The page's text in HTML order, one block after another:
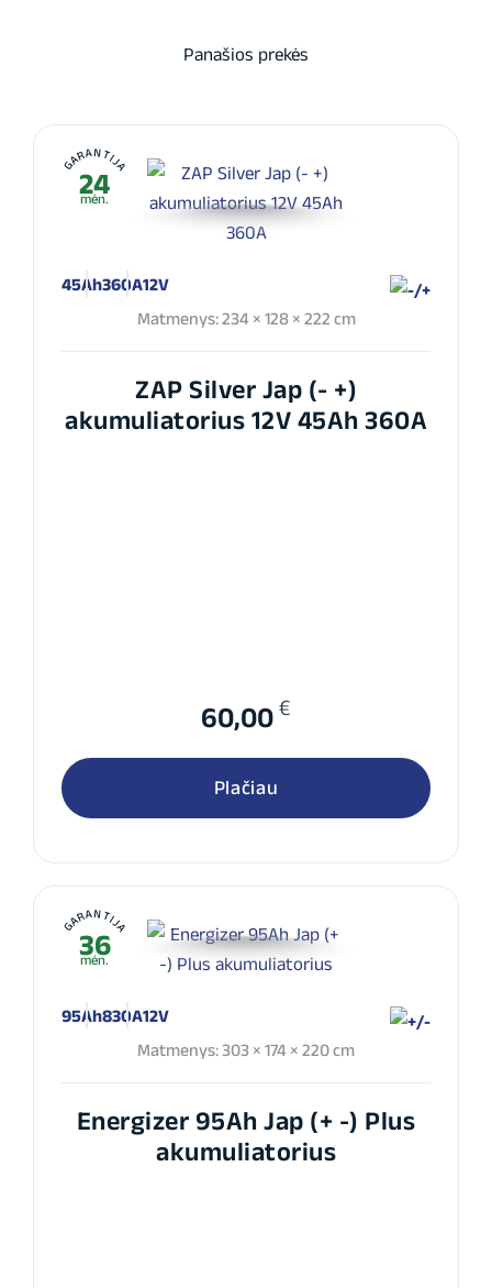
Panašios prekės
GARANTIJA
24
mėn.
45Ah360A12V
Matmenys: 234 × 128 × 222 cm
ZAP Silver Jap (- +)
akumuliatorius 12V 45Ah 360A
60,00 €
Plačiau
GARANTIJA
36
mėn.
95Ah830A12V
Matmenys: 303 × 174 × 220 cm
Energizer 95Ah Jap (+ -) Plus
akumuliatorius